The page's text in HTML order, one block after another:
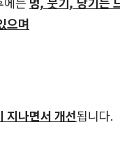
으며
지나면서 개선됩니다.